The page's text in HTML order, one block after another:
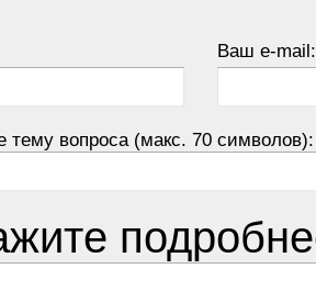
Ваш e-mail:
тему вопроса (макс. 70 символов):